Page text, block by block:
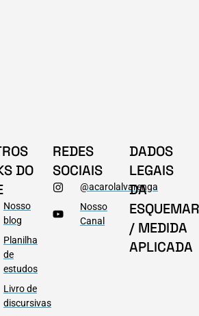
DO
Nosso
blog
Planilha
de
estudos
Livro de
discursivas
REDES
SOCIAIS
@acarolalvarenga
Nosso
Canal
DADOS
LEGAIS
DA
/ MEDIDA
APLICADA